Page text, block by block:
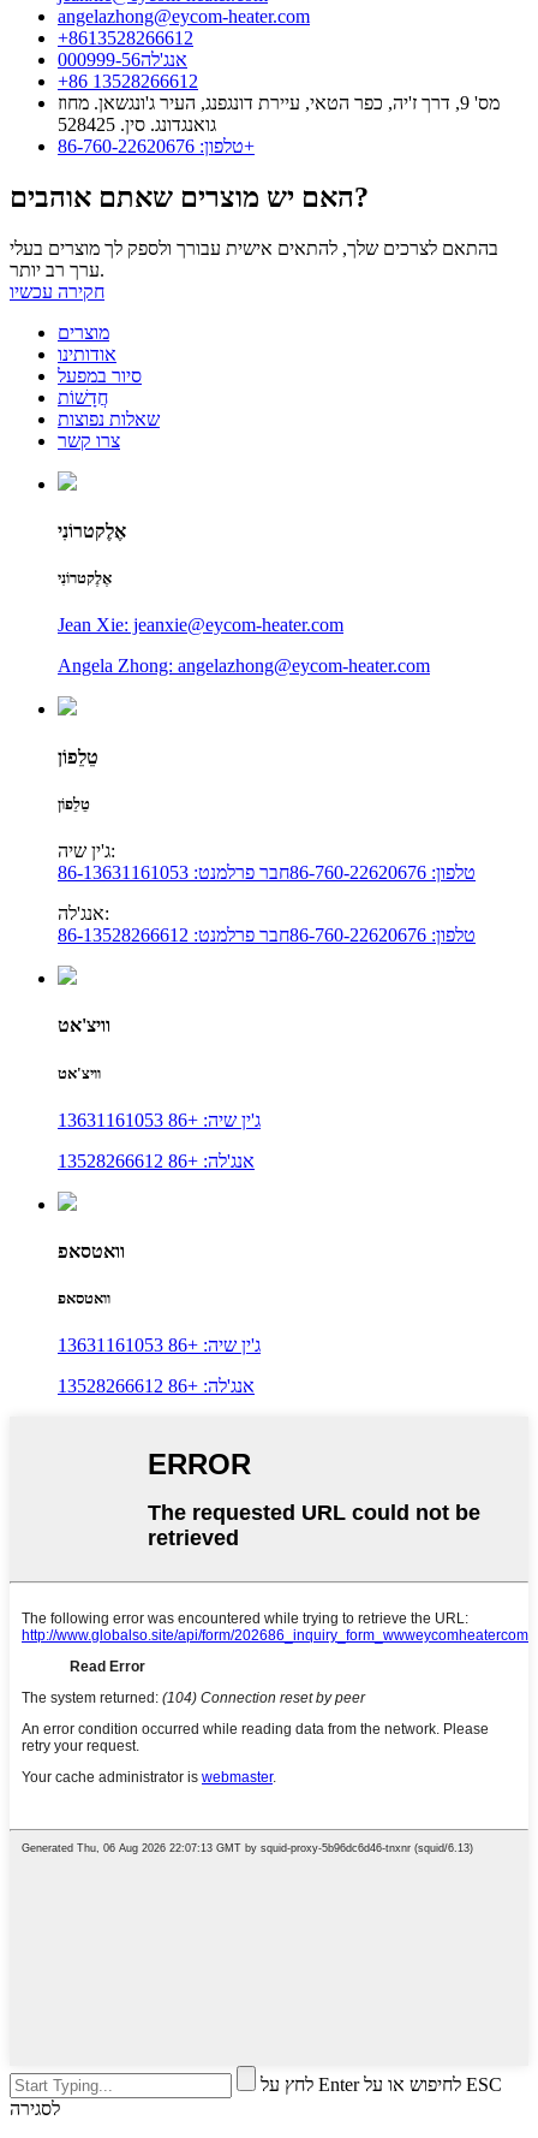
angelazhong@eycom-heater.com
‎+8613528266612
אנג'לה000999-56
+86 13528266612
מס' 9, דרך ז'יה, כפר הטאי, עיירת דונגפנג, העיר ג'ונגשאן. מחוז
גואנגדונג. סין. 528425
טלפון: 86-760-22620676+
האם יש מוצרים שאתם אוהבים?
בהתאם לצרכים שלך, להתאים אישית עבורך ולספק לך מוצרים בעלי
ערך רב יותר.
חקירה עכשיו
מוצרים
אודותינו
סיור במפעל
חֲדָשׁוֹת
שאלות נפוצות
צרו קשר
אֶלֶקטרוֹנִי
אֶלֶקטרוֹנִי
Jean Xie: jeanxie@eycom-heater.com
Angela Zhong: angelazhong@eycom-heater.com
טֵלֵפוֹן
טֵלֵפוֹן
ג'ין שיה:
טלפון: 86-760-22620676
חבר פרלמנט: 86-13631161053
אנג'לה:
טלפון: 86-760-22620676
חבר פרלמנט: 86-13528266612
וויצ'אט
וויצ'אט
ג'ין שיה: +86 13631161053
אנג'לה: +86 13528266612
וואטסאפ
וואטסאפ
ג'ין שיה: +86 13631161053
אנג'לה: +86 13528266612
לחץ על Enter לחיפוש או על ESC
לסגירה